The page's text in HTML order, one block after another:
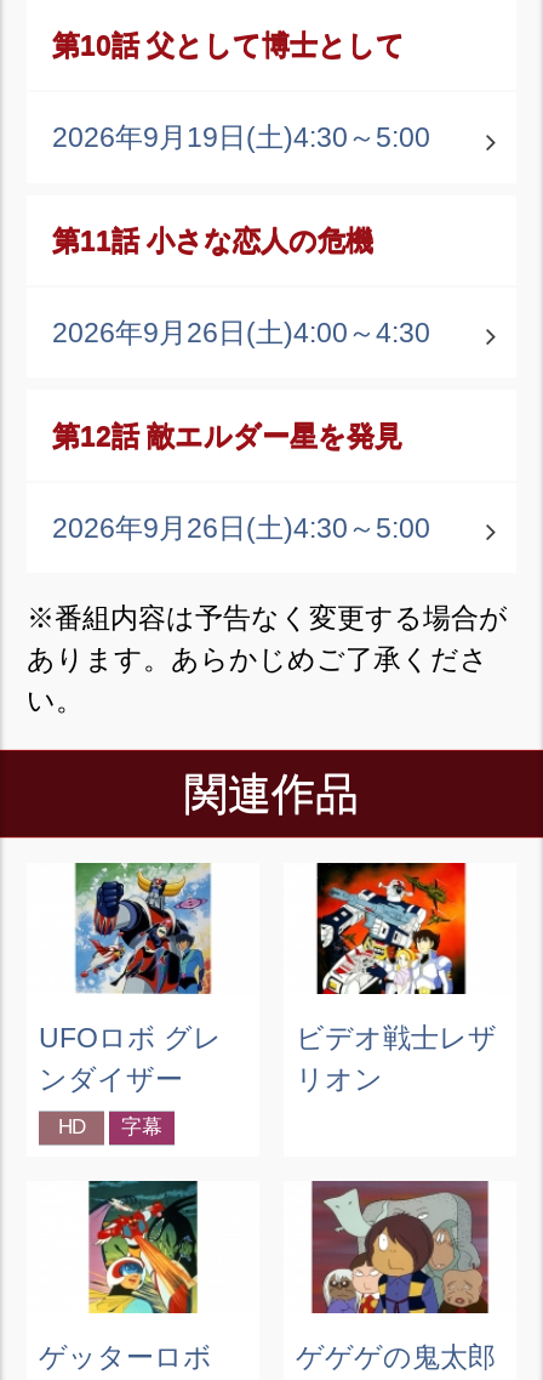
第10話 父として博士として
2026年9月19日(土)4:30～5:00
第11話 小さな恋人の危機
2026年9月26日(土)4:00～4:30
第12話 敵エルダー星を発見
2026年9月26日(土)4:30～5:00
※番組内容は予告なく変更する場合が
あります。あらかじめご了承くださ
い。
関連作品
UFOロボ グレ
ンダイザー
HD 字幕
ビデオ戦士レザ
リオン
ゲッターロボ
ゲゲゲの鬼太郎